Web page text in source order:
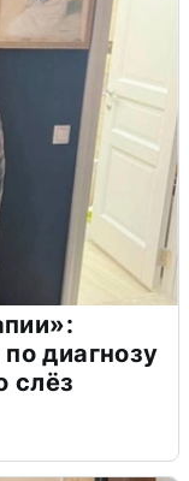
диагнозу
слёз